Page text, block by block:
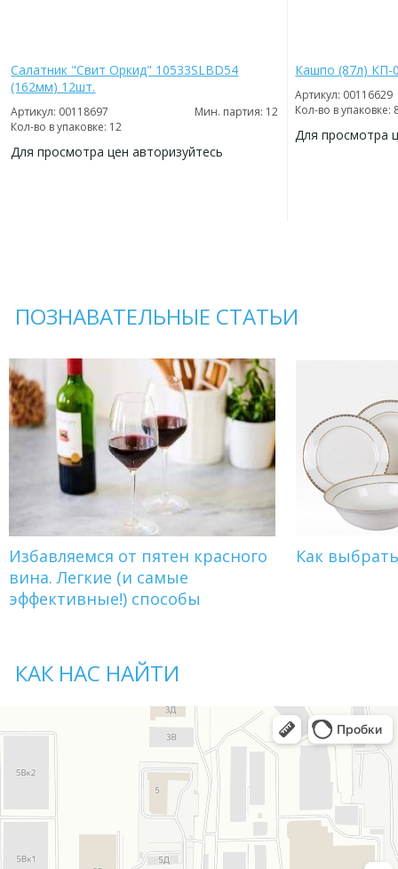
Салатник "Свит Оркид" 10533SLBD54
(162мм) 12шт.
Артикул: 00118697
Мин. партия: 12
Кол-во в упаковке: 12
Для просмотра цен авторизуйтесь
Кашпо (87л) КП-
Артикул: 00116629
Кол-во в упаковке:
Для просмотра
ПОЗНАВАТЕЛЬНЫЕ СТАТЬИ
Избавляемся от пятен красного
вина. Легкие (и самые
эффективные!) способы
Как
КАК НАС НАЙТИ